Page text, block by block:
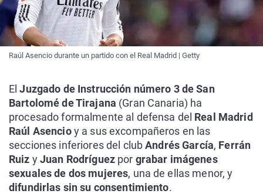
Raúl Asencio durante un partido con el Real Madrid | Getty
ElJuzgado de Instrucción número 3 de San
Bartolomé de Tirajana (Gran Canaria) ha
procesado formalmente al defensa del Real Madrid
Raúl Asencioy a sus excompañeros en las
secciones inferiores del clubAndrés García, Ferrán
Ruiz yJuan Rodríguezpor grabar imágenes
sexuales de dos mujeres, una de ellas menor, y
difundirlas sin su consentimiento.